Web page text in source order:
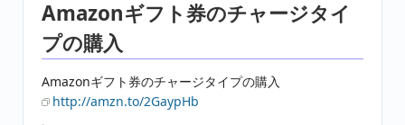
Amazonギフト券のチャージタイ
プの購入
Amazonギフト券のチャージタイプの購入
http://amzn.to/2GaypHb